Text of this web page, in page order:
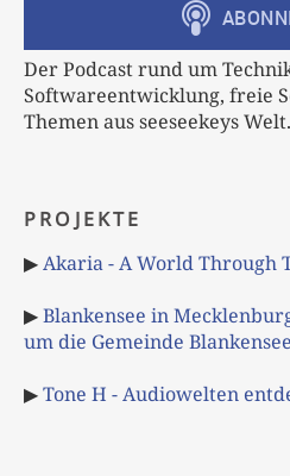
Der Podcast rund um
Softwareentwicklung, freie
Themen aus seeseekeys Welt.
PROJEKTE
▶Akaria - A World Through
▶Blankensee in
um die Gemeinde
▶Tone H - Audiowelten